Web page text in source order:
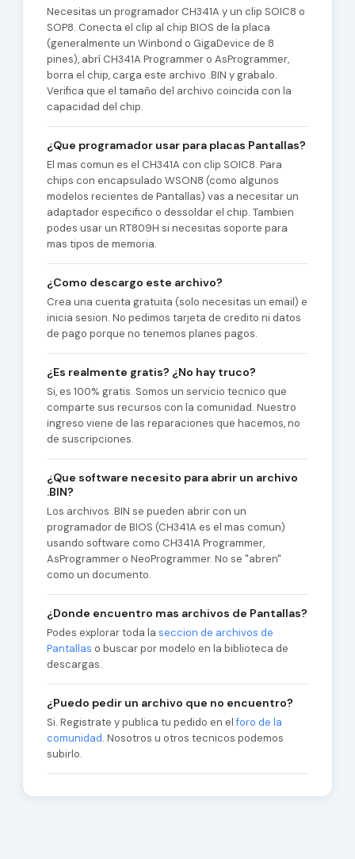
Necesitas un programador CH341A y un clip SOIC8 o
SOP8. Conecta el clip al chip BIOS de la placa
(generalmente un Winbond o GigaDevice de 8
pines), abrí CH341A Programmer o AsProgrammer,
borra el chip, carga este archivo .BIN y grabalo.
Verifica que el tamaño del archivo coincida con la
capacidad del chip.
¿Que programador usar para placas Pantallas?
El mas comun es el CH341A con clip SOIC8. Para
chips con encapsulado WSON8 (como algunos
modelos recientes de Pantallas) vas a necesitar un
adaptador especifico o dessoldar el chip. Tambien
podes usar un RT809H si necesitas soporte para
mas tipos de memoria.
¿Como descargo este archivo?
Crea una cuenta gratuita (solo necesitas un email) e
inicia sesion. No pedimos tarjeta de credito ni datos
de pago porque no tenemos planes pagos.
¿Es realmente gratis? ¿No hay truco?
Si, es 100% gratis. Somos un servicio tecnico que
comparte sus recursos con la comunidad. Nuestro
ingreso viene de las reparaciones que hacemos, no
de suscripciones.
¿Que software necesito para abrir un archivo
.BIN?
Los archivos .BIN se pueden abrir con un
programador de BIOS (CH341A es el mas comun)
usando software como CH341A Programmer,
AsProgrammer o NeoProgrammer. No se "abren"
como un documento.
¿Donde encuentro mas archivos de Pantallas?
Podes explorar toda la seccion de archivos de
Pantallas o buscar por modelo en la biblioteca de
descargas.
¿Puedo pedir un archivo que no encuentro?
Si. Registrate y publica tu pedido en elforo de la
comunidad. Nosotros u otros tecnicos podemos
subirlo.